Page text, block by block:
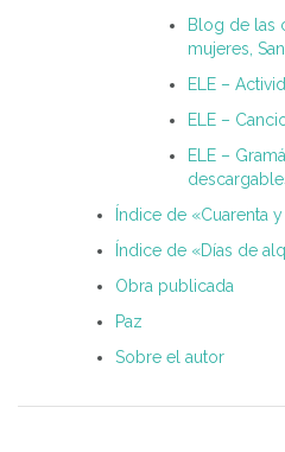
Blog de las
mujeres,
ELE –
ELE –
ELE –
Índice de «Cuarenta
Índice de «Días de
Obra publicada
Paz
Sobre el autor